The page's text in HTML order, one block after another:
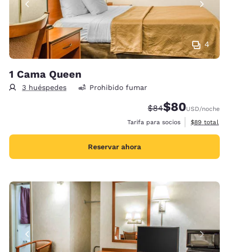
4
1 Cama Queen
3 huéspedes Prohibido fumar
Precio tachado:
$84Precio con
$80USD/noche
Tarifa para socios
Ver
$89 total
Reservar ahora